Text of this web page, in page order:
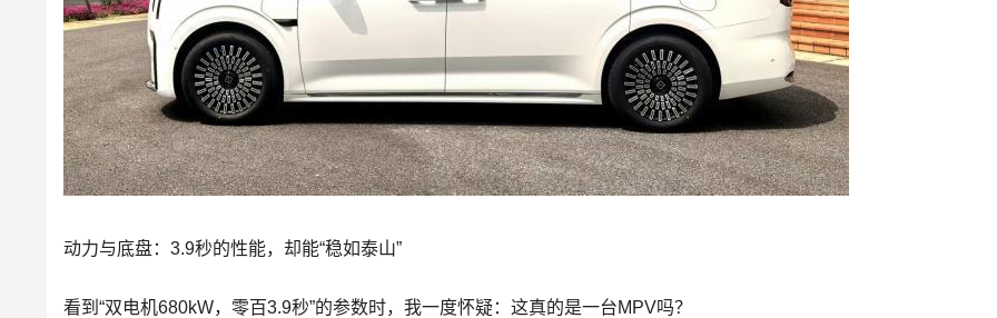
动力与底盘：3.9秒的性能，却能“稳如泰山”
看到“双电机680kW，零百3.9秒”的参数时，我一度怀疑：这真的是一台MPV吗？